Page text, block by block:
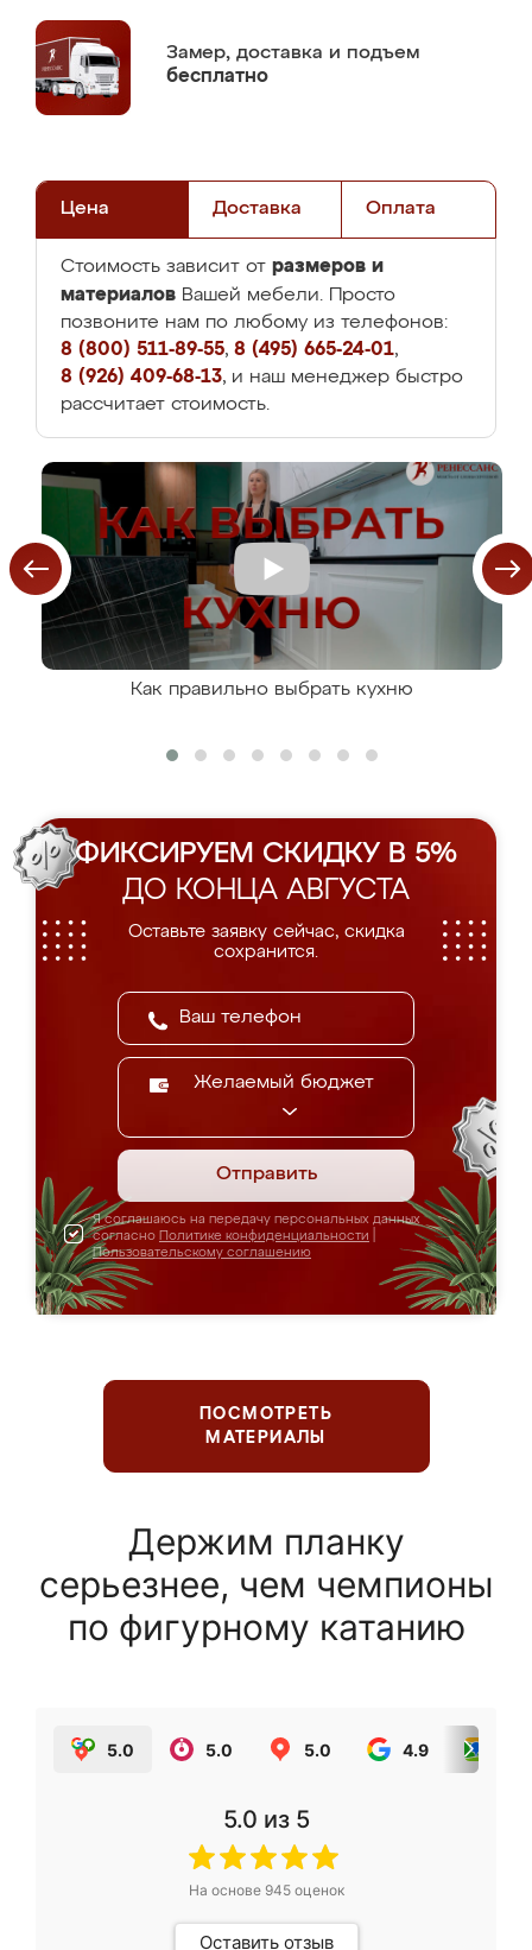
Замер, доставка и подъем
бесплатно
Цена Доставка Оплата
Стоимость зависит от размеров и
материалов Вашей мебели. Просто
позвоните нам по любому из телефонов:
8 (800) 511-89-55, 8 (495) 665-24-01,
8 (926) 409-68-13, и наш менеджер быстро
рассчитает стоимость.
Как правильно выбрать кухню
ФИКСИРУЕМ СКИДКУ В 5%
ДО КОНЦА АВГУСТА
Оставьте заявку сейчас, скидка
сохранится.
Желаемый бюджет
Отправить
Я соглашаюсь на передачу персональных данных
согласно Политике конфиденциальности
Пользовательскому соглашению
ПОСМОТРЕТЬ
МАТЕРИАЛЫ
Держим планку
серьезнее, чем чемпионы
по фигурному катанию
5.0 5.0 5.0 4.9
5.0 из 5
На основе 945оценок
Оставить отзыв